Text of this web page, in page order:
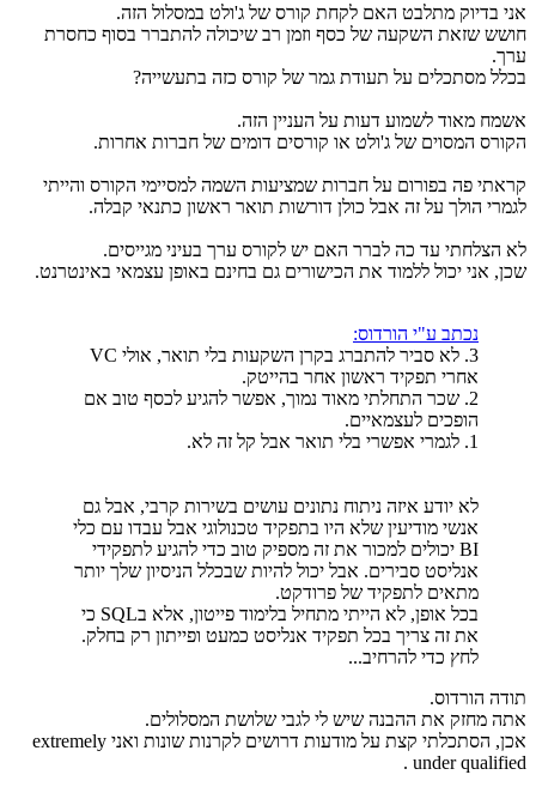
אני בדיוק מתלבט האם לקחת קורס של ג'ולט במסלול הזה.
חושש שזאת השקעה של כסף וזמן רב שיכולה להתברר בסוף כחסרת
ערך.
בכלל מסתכלים על תעודת גמר של קורס כזה בתעשייה?
אשמח מאוד לשמוע דעות על העניין הזה.
הקורס המסוים של ג'ולט או קורסים דומים של חברות אחרות.
קראתי פה בפורום על חברות שמציעות השמה למסיימי הקורס והייתי
לגמרי הולך על זה אבל כולן דורשות תואר ראשון כתנאי קבלה.
לא הצלחתי עד כה לברר האם יש לקורס ערך בעיני מגייסים.
שכן, אני יכול ללמוד את הכישורים גם בחינם באופן עצמאי באינטרנט.
נכתב ע"י הורדוס:
3. לא סביר להתברג בקרן השקעות בלי תואר, אולי VC
אחרי תפקיד ראשון אחר בהייטק.
2. שכר התחלתי מאוד נמוך, אפשר להגיע לכסף טוב אם
הופכים לעצמאיים.
1. לגמרי אפשרי בלי תואר אבל קל זה לא.
לא יודע איזה ניתוח נתונים עושים בשירות קרבי, אבל גם
אנשי מודיעין שלא היו בתפקיד טכנולוגי אבל עבדו עם כלי
BI יכולים למכור את זה מספיק טוב כדי להגיע לתפקידי
אנליסט סבירים. אבל יכול להיות שבכלל הניסיון שלך יותר
מתאים לתפקיד של פרודקט.
בכל אופן, לא הייתי מתחיל בלימוד פייטון, אלא בSQL כי
את זה צריך בכל תפקיד אנליסט כמעט ופייתון רק בחלק.
לחץ כדי להרחיב...
תודה הורדוס.
אתה מחזק את ההבנה שיש לי לגבי שלושת המסלולים.
אכן, הסתכלתי קצת על מודעות דרושים לקרנות שונות ואני extremely
under qualified .